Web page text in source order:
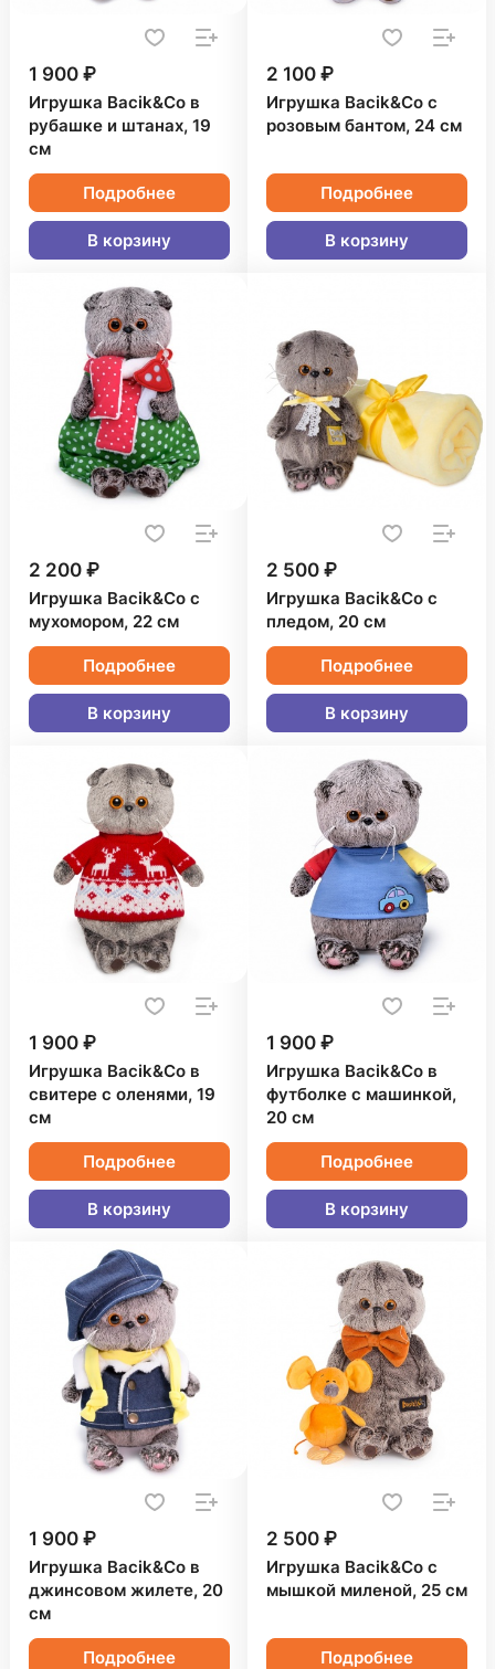
1 900 ₽
Игрушка Bacik&Co в
рубашке и штанах, 19
см
Подробнее
В корзину
2 100 ₽
Игрушка Bacik&Co с
розовым бантом, 24 см
Подробнее
В корзину
2 200 ₽
Игрушка Bacik&Co с
мухомором, 22 см
Подробнее
В корзину
2 500 ₽
Игрушка Bacik&Co с
пледом, 20 см
Подробнее
В корзину
1 900 ₽
Игрушка Bacik&Co в
свитере с оленями, 19
см
Подробнее
В корзину
1 900 ₽
Игрушка Bacik&Co в
футболке с машинкой,
20 см
Подробнее
В корзину
1 900 ₽
Игрушка Bacik&Co в
джинсовом жилете, 20
см
Подробнее
2 500 ₽
Игрушка Bacik&Co с
мышкой миленой, 25 см
Подробнее